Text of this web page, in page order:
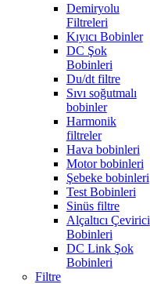
Demiryolu
Filtreleri
Kıyıcı Bobinler
DC Şok
Bobinleri
Du/dt filtre
Sıvı soğutmalı
bobinler
Harmonik
filtreler
Hava bobinleri
Motor bobinleri
Şebeke bobinleri
Test Bobinleri
Sinüs filtre
Alçaltıcı Çevirici
Bobinleri
DC Link Şok
Bobinleri
Filtre